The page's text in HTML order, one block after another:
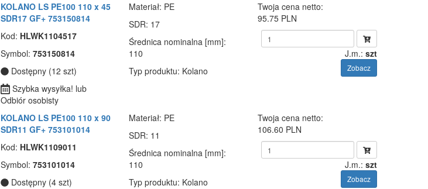
KOLANO LS PE100 110 x 45
SDR17 GF+ 753150814
Kod: HLWK1104517
Symbol: 753150814
Dostępny (12 szt)
Szybka wysyłka! lub
Odbiór osobisty
Materiał: PE
SDR: 17
Średnica nominalna [mm]:
110
Typ produktu: Kolano
Twoja cena netto:
95.75 PLN
J.m.: szt
Zobacz
KOLANO LS PE100 110 x 90
SDR11 GF+ 753101014
Kod: HLWK1109011
Symbol: 753101014
Dostępny (4 szt)
Materiał: PE
SDR: 11
Średnica nominalna [mm]:
110
Typ produktu: Kolano
Twoja cena netto:
106.60 PLN
J.m.: szt
Zobacz